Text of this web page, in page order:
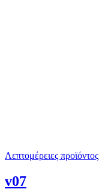
Λεπτομέρειες προϊόντος
v07